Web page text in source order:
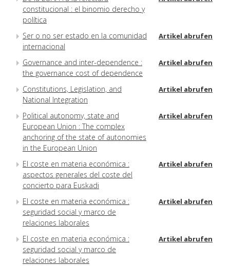
constitucional : el binomio derecho y
política
Ser o no ser estado en la comunidad
internacional
Artikel abrufen
Governance and inter-dependence :
the governance cost of dependence
Artikel abrufen
Constitutions, Legislation, and
National Integration
Artikel abrufen
Political autonomy, state and
European Union : The complex
anchoring of the state of autonomies
in the European Union
Artikel abrufen
El coste en materia económica :
aspectos generales del coste del
concierto para Euskadi
Artikel abrufen
El coste en materia económica :
seguridad social y marco de
relaciones laborales
Artikel abrufen
El coste en materia económica :
seguridad social y marco de
relaciones laborales
Artikel abrufen